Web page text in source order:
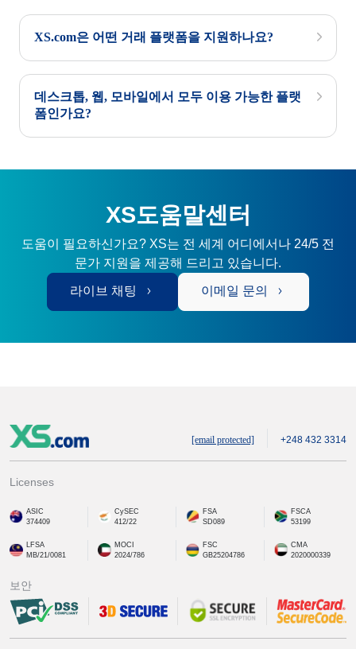
XS.com은 어떤 거래 플랫폼을 지원하나요?
데스크톱, 웹, 모바일에서 모두 이용 가능한 플랫
폼인가요?
XS도움말센터
도움이 필요하신가요? XS는 전 세계 어디에서나 24/5 전
문가 지원을 제공해 드리고 있습니다.
라이브 채팅 이메일 문의
[email protected] +248 432 3314
Licenses
ASIC
374409
CySEC
412/22
FSA
SD089
FSCA
53199
LFSA
MB/21/0081
MOCI
2024/786
FSC
GB25204786
CMA
2020000339
보안